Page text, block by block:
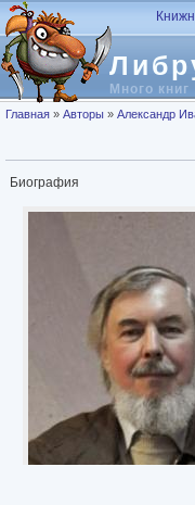
Перейти к основному
Много книг
Вы здесь
Главная » Авторы » Александр
Биография